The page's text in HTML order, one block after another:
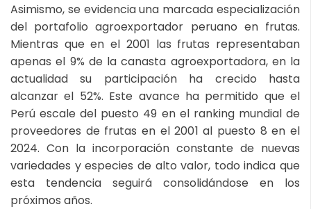
Asimismo, se evidencia una marcada especialización
del portafolio agroexportador peruano en frutas.
Mientras que en el 2001 las frutas representaban
apenas el 9% de la canasta agroexportadora, en la
actualidad su participación ha crecido hasta
alcanzar el 52%. Este avance ha permitido que el
Perú escale del puesto 49 en el ranking mundial de
proveedores de frutas en el 2001 al puesto 8 en el
2024. Con la incorporación constante de nuevas
variedades y especies de alto valor, todo indica que
esta tendencia seguirá consolidándose en los
próximos años.